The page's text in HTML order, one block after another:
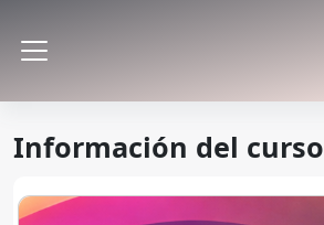
Información del curso